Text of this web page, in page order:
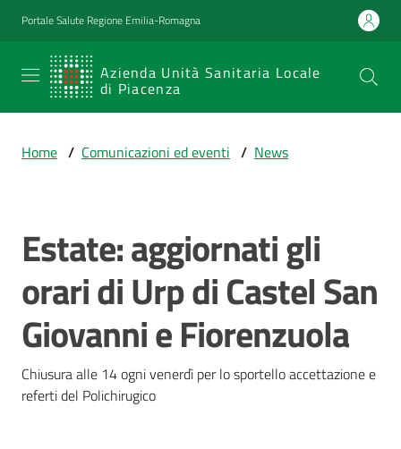
Vai al contenuto
Vai alla navigazione
Vai al footer
Portale Salute Regione Emilia-Romagna
Azienda Unità Sanitaria Locale
di Piacenza
SERVIZIO
SANITARIO
Emilia-
Sanitaria Locale
di Piacenza
Prestazioni
e
percorsi
di
cura
Home / Comunicazioni ed eventi / News
Salta al contenuto
Estate: aggiornati gli
orari di Urp di Castel San
Giovanni e Fiorenzuola
Chiusura alle 14 ogni venerdì per lo sportello accettazione e
referti del Polichirugico